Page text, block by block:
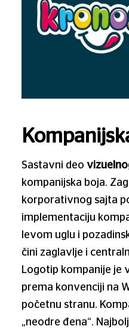
Sastavni deo
kompanijska boja.
korporativnog sajta
implementaciju
levom uglu i
čini zaglavlje i
Logotip kompanije je
prema konvenciji na
početnu stranu.
„neodre đena“.